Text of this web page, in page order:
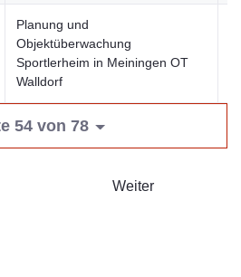
Planung und
Objektüberwachung
Sportlerheim in Meiningen OT
Walldorf
54 von 78
Weiter